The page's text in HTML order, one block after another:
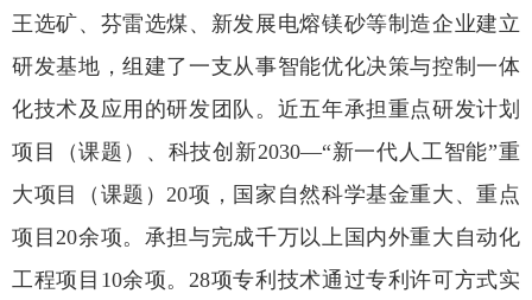
王选矿、芬雷选煤、新发展电熔镁砂等制造企业建立
研发基地，组建了一支从事智能优化决策与控制一体
化技术及应用的研发团队。近五年承担重点研发计划
项目（课题）、科技创新2030—“新一代人工智能”重
大项目（课题）20项，国家自然科学基金重大、重点
项目20余项。承担与完成千万以上国内外重大自动化
工程项目10余项。28项专利技术通过专利许可方式实